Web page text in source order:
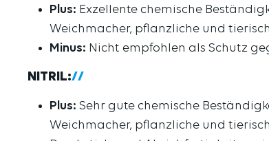
Plus: Exzellente chemische
Weichmacher, pflanzliche und
Minus: Nicht empfohlen als Schutz
NITRIL:
Plus: Sehr gute chemische
Weichmacher, pflanzliche und